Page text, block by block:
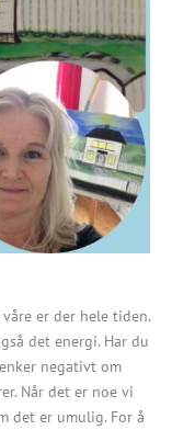
er der hele tiden.
det energi. Har du
negativt om
Når det er noe vi
det er umulig. For å